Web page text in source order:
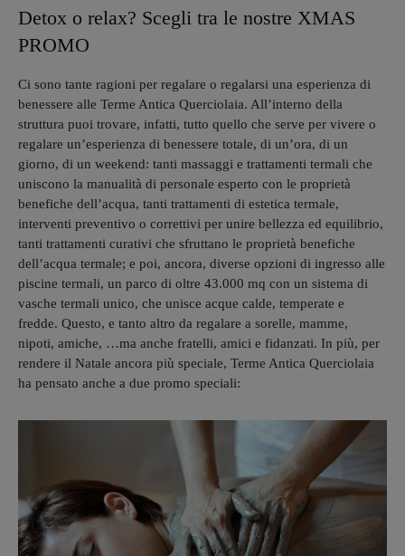
Detox o relax? Scegli tra le nostre XMAS
PROMO
Ci sono tante ragioni per regalare o regalarsi una esperienza di
benessere alle Terme Antica Querciolaia. All’interno della
struttura puoi trovare, infatti, tutto quello che serve per vivere o
regalare un’esperienza di benessere totale, di un’ora, di un
giorno, di un weekend: tanti massaggi e trattamenti termali che
uniscono la manualità di personale esperto con le proprietà
benefiche dell’acqua, tanti trattamenti di estetica termale,
interventi preventivo o correttivi per unire bellezza ed equilibrio,
tanti trattamenti curativi che sfruttano le proprietà benefiche
dell’acqua termale; e poi, ancora, diverse opzioni di ingresso alle
piscine termali, un parco di oltre 43.000 mq con un sistema di
vasche termali unico, che unisce acque calde, temperate e
fredde. Questo, e tanto altro da regalare a sorelle, mamme,
nipoti, amiche, …ma anche fratelli, amici e fidanzati. In più, per
rendere il Natale ancora più speciale, Terme Antica Querciolaia
ha pensato anche a due promo speciali: